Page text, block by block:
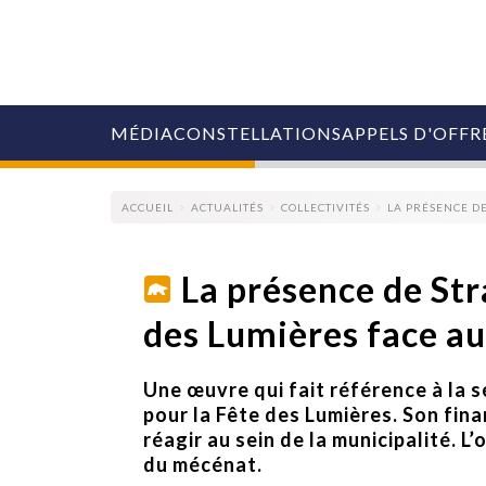
MÉDIA
COLLECTIVITÉS
AGENCES
RETAIL
MÉDIAS
MANAGEMENT
ÉVÉNEMENTIELS
CONSTELLATIONSAPPELS
ACCUEIL ACTUALITÉS COLLECTIVITÉS LA PRÉSENCE
La présence de
des Lumières face
Une œuvre qui fait référence à la
pour la Fête des Lumières. Son
réagir au sein de la municipalité.
du mécénat.